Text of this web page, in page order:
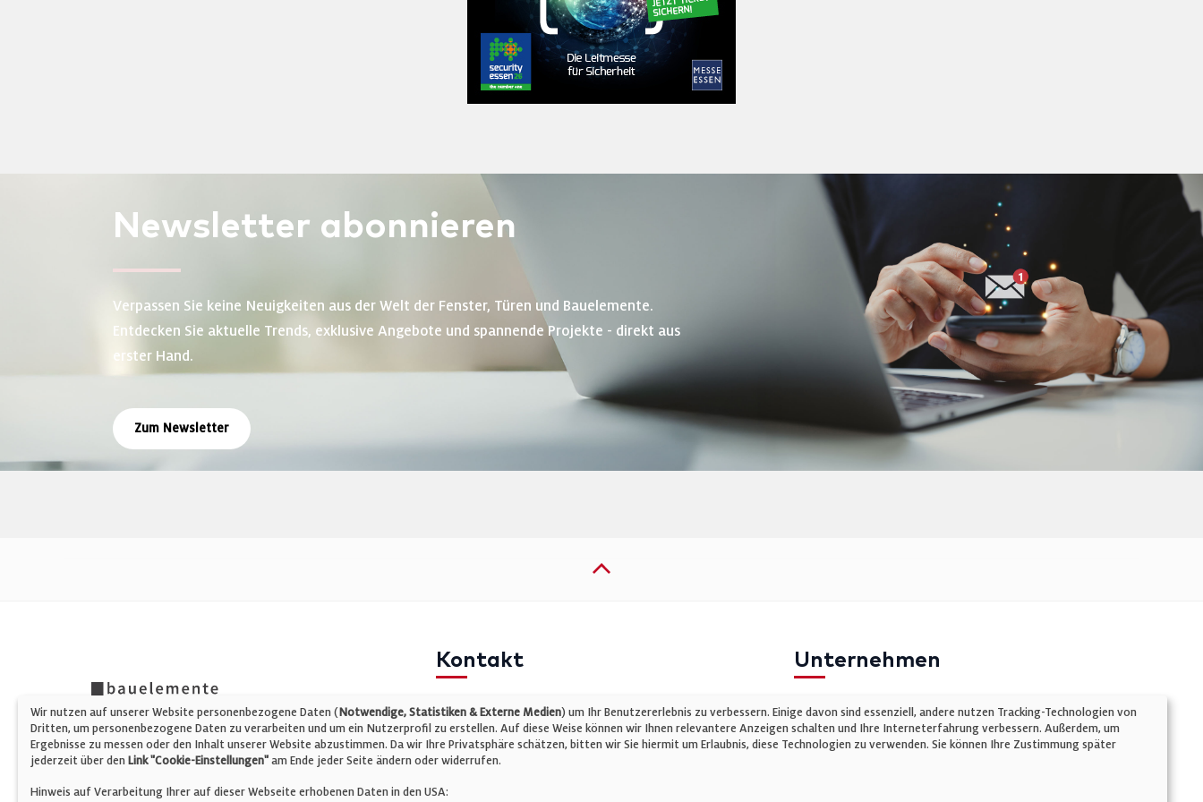
Newsletter abonnieren
Verpassen Sie keine Neuigkeiten aus der Welt der Fenster, Türen und Bauelemente.
Entdecken Sie aktuelle Trends, exklusive Angebote und spannende Projekte - direkt aus
erster Hand.
Zum Newsletter
Kontakt
E-Mail:info@bauelemente-bau.eu
Unternehmen
Datenschutz
Cookie-Einstellungen
Wir nutzen auf unserer Website personenbezogene Daten (Notwendige, Statistiken & Externe Medien) um Ihr Benutzererlebnis zu verbessern. Einige davon sind essenziell, andere nutzen Tracking-Technologien von
Dritten, um personenbezogene Daten zu verarbeiten und um ein Nutzerprofil zu erstellen. Auf diese Weise können wir Ihnen relevantere Anzeigen schalten und Ihre Interneterfahrung verbessern. Außerdem, um
Ergebnisse zu messen oder den Inhalt unserer Website abzustimmen. Da wir Ihre Privatsphäre schätzen, bitten wir Sie hiermit um Erlaubnis, diese Technologien zu verwenden. Sie können Ihre Zustimmung später
jederzeit über den Link "Cookie-Einstellungen" am Ende jeder Seite ändern oder widerrufen.
Hinweis auf Verarbeitung Ihrer auf dieser Webseite erhobenen Daten in den USA: